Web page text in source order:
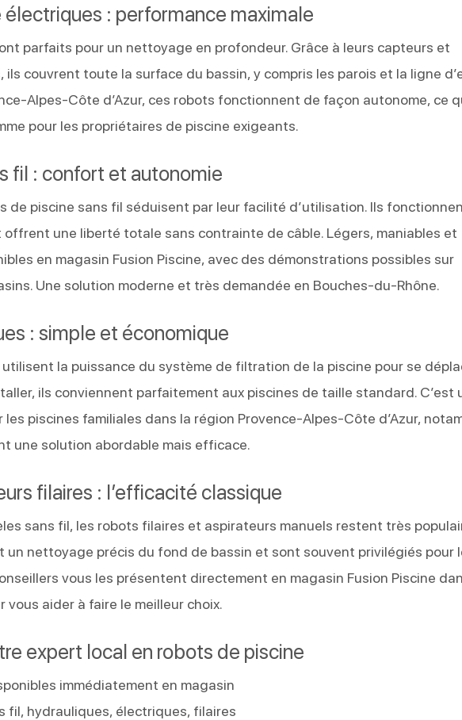
: performance maximale
parfaits pour un nettoyage en profondeur. Grâce à leurs capteurs et
couvrent toute la surface du bassin, y compris les parois et la ligne
Alpes-Côte d’Azur, ces robots fonctionnent de façon autonome, ce
pour les propriétaires de piscine exigeants.
fil : confort et autonomie
de piscine sans fil séduisent par leur facilité d’utilisation. Ils
une liberté totale sans contrainte de câble. Légers, maniables et
en magasin Fusion Piscine, avec des démonstrations possibles sur
Une solution moderne et très demandée en Bouches-du-Rhône.
: simple et économique
la puissance du système de filtration de la piscine pour se
ils conviennent parfaitement aux piscines de taille standard. C’est
piscines familiales dans la région Provence-Alpes-Côte d’Azur,
une solution abordable mais efficace.
filaires : l’efficacité classique
sans fil, les robots filaires et aspirateurs manuels restent très
un nettoyage précis du fond de bassin et sont souvent privilégiés pour
vous les présentent directement en magasin Fusion Piscine
vous aider à faire le meilleur choix.
expert local en robots de piscine
immédiatement en magasin
fil, hydrauliques, électriques, filaires